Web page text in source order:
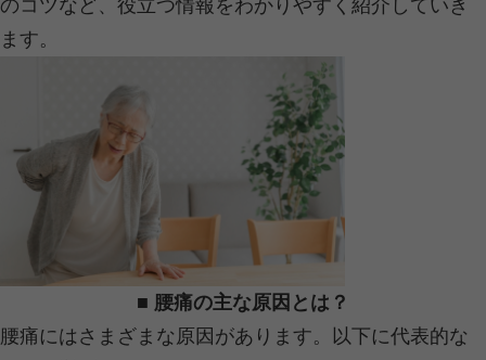
② 温める（冷やすのは急性期のみ）
ホットタオルでじんわり。
首まわりがあったまると、筋肉がほ
ス。
③ 姿勢リセットタイム（1時間に1回
「肩をストンと落とす」だけでも違
壁に背中をつけて立つと、正しい姿